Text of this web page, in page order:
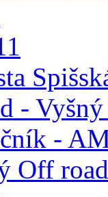
-
-
Off